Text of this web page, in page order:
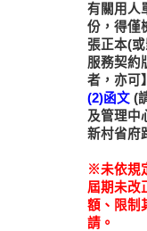
有關用人
份，得僅
張正本(
服務契約
者，亦可
(2)函文 (
及管理中
新村省府
※未依規
屆期未改
額、限制
請。